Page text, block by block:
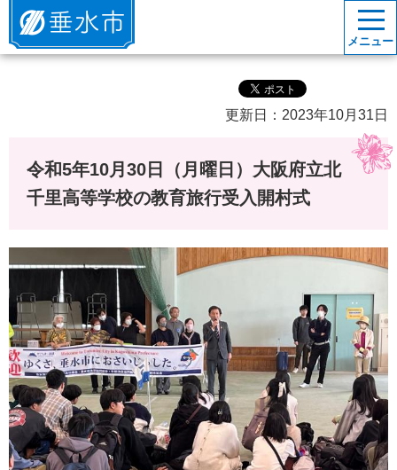
垂水市
メニュー
更新日：2023年10月31日
令和5年10月30日（月曜日）大阪府立北
千里高等学校の教育旅行受入開村式